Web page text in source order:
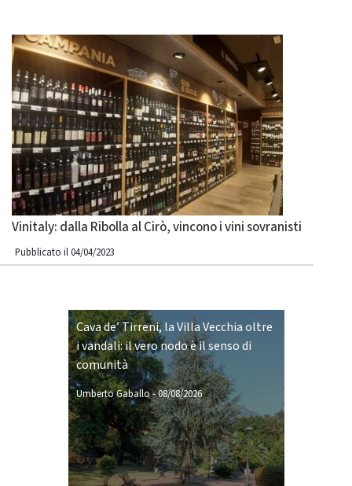
Vinitaly: dalla Ribolla al Cirò, vincono i vini sovranisti
Pubblicato il 04/04/2023
Cava de’ Tirreni, la Villa Vecchia oltre
i vandali: il vero nodo è il senso di
comunità
Umberto Gaballo-08/08/2026